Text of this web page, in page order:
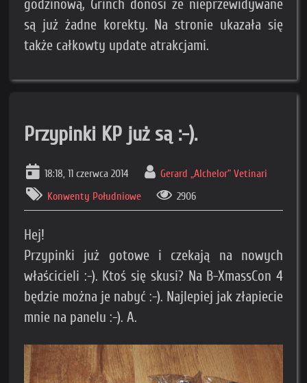
godzinową, Grinch donosi że nieprzewidywane
są już żadne korekty. Na stronie ukazała się
także całkowty update atrakcjami.
Przypinki KP już są :-).
18:18, 11 czerwca 2014
Gerard „Alchelor” Vetinari
Konwenty Południowe
2906
Hej!
Przypinki już gotowe i czekają na nowych
właścicieli :-). Ktoś się skusi? Na B-XmassCon 4
będzie można je nabyć :-). Najlepiej jak złapiecie
mnie na panelu :-). A.